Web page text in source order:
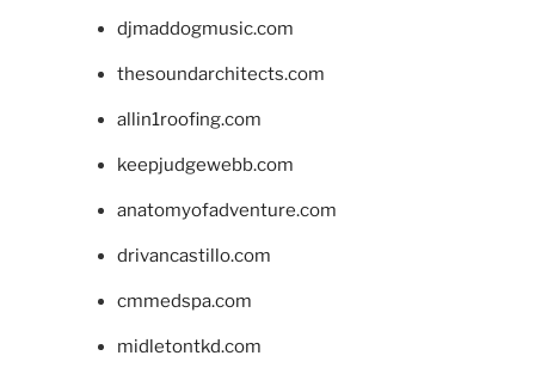
djmaddogmusic.com
thesoundarchitects.com
allin1roofing.com
keepjudgewebb.com
anatomyofadventure.com
drivancastillo.com
cmmedspa.com
midletontkd.com